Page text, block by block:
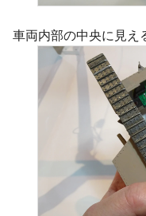
車両内部の中央に見え